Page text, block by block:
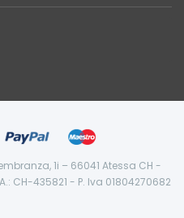
1i – 66041 Atessa CH -
CH-435821 - P. Iva 01804270682